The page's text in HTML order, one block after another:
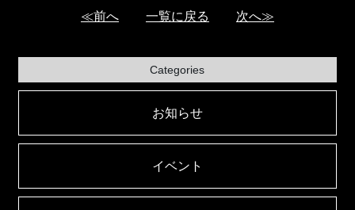
≪前へ 一覧に戻る 次へ≫
Categories
お知らせ
イベント